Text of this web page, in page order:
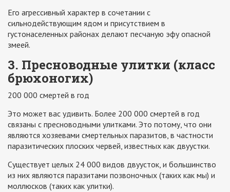
Его агрессивный характер в сочетании с
сильнодействующим ядом и присутствием в
густонаселенных районах делают песчаную эфу опасной
змеей.
3. Пресноводные улитки (класс
брюхоногих)
200 000 смертей в год
Это может вас удивить. Более 200 000 смертей в год
связаны с пресноводными улитками. Это потому, что они
являются хозяевами смертельных паразитов, в частности
паразитических плоских червей, известных как двуустки.
Существует целых 24 000 видов двуусток, и большинство
из них являются паразитами позвоночных (таких как мы) и
моллюсков (таких как улитки).